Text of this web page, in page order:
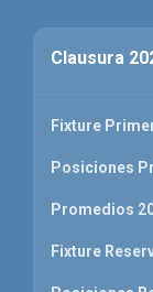
Clausura
Fixture
Posiciones
Promedios
Fixture